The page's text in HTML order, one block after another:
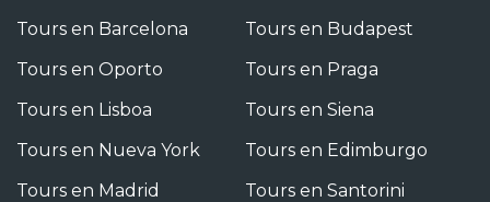
Tours en Barcelona
Tours en Oporto
Tours en Lisboa
Tours en Nueva York
Tours en Madrid
Tours en Budapest
Tours en Praga
Tours en Siena
Tours en Edimburgo
Tours en Santorini